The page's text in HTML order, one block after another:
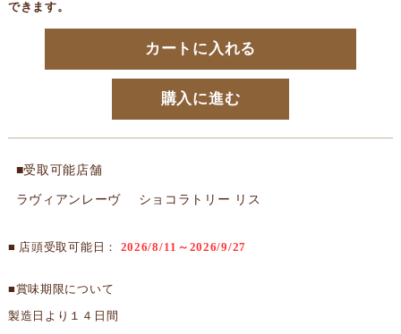
できます。
カートに入れる
購入に進む
■受取可能店舗
ラヴィアンレーヴ ショコラトリー リス
■ 店頭受取可能日： 2026/8/11～2026/9/27
■賞味期限について
製造日より１４日間